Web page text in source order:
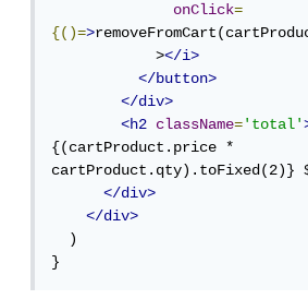
onClick=
{()=>
            >
</i>
</button>
</div>
<h2
className='total'
{(cartProduct.price *
cartProduct.qty).toFixed(2)}
</div>
</div>
  )
}